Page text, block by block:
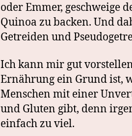
oder Emmer, geschweige
Quinoa zu backen. Und
Getreiden und
Ich kann mir gut
Ernährung ein Grund ist,
Menschen mit einer
und Gluten gibt, denn
einfach zu viel.